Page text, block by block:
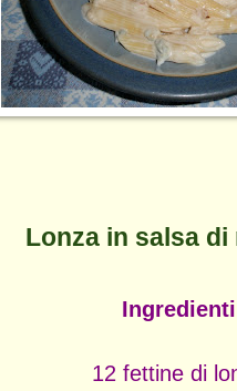
Lonza in salsa
Ingredienti
12 fettine di